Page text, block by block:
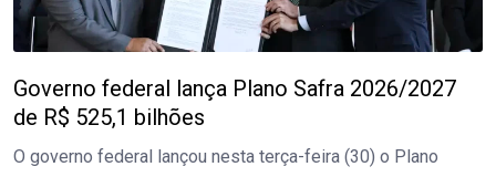
Governo federal lança Plano Safra 2026/2027
de R$ 525,1 bilhões
O governo federal lançou nesta terça-feira (30) o Plano